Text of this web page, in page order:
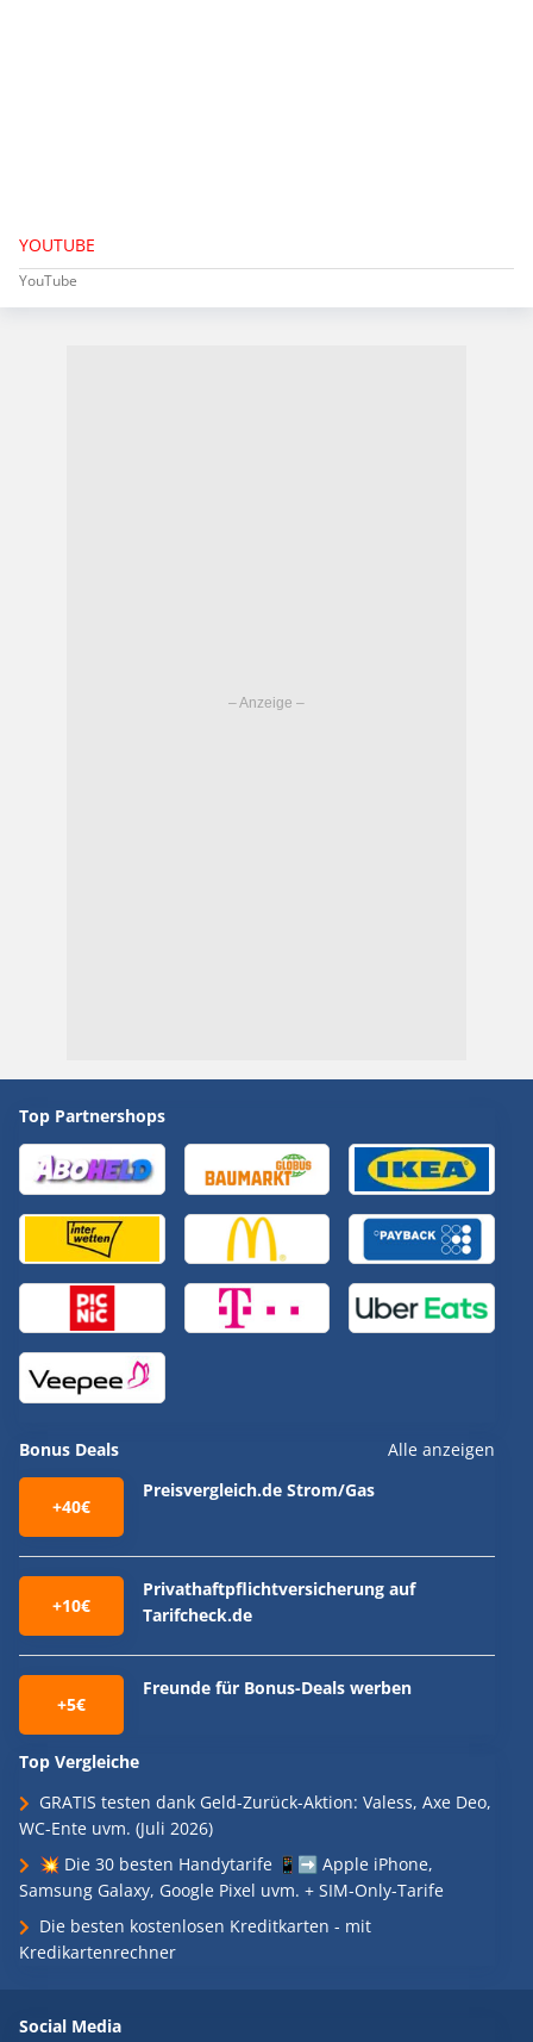
YOUTUBE
YouTube
Top Partnershops
Bonus Deals Alle anzeigen
+40€
Preisvergleich.de Strom/Gas
+10€
Privathaftpflichtversicherung auf
Tarifcheck.de
+5€
Freunde für Bonus-Deals werben
Top Vergleiche
GRATIS testen dank Geld-Zurück-Aktion: Valess, Axe Deo,
WC-Ente uvm. (Juli 2026)
💥 Die 30 besten Handytarife 📱➡️ Apple iPhone,
Samsung Galaxy, Google Pixel uvm. + SIM-Only-Tarife
Die besten kostenlosen Kreditkarten - mit
Kredikartenrechner
Social Media